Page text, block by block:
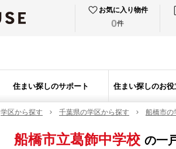
お気に入り物件
0件
住まい探しのサポート 住まい探しのお
学区から探す 千葉県の学区から探す 船橋市の
船橋市立葛飾中学校 の一